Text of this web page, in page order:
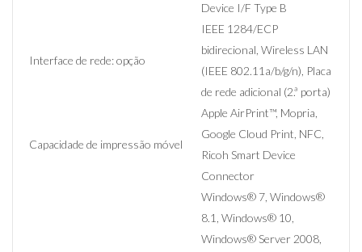
Device I/F Type B
Interface de rede: opção
IEEE 1284/ECP
bidirecional, Wireless LAN
(IEEE 802.11a/b/g/n), Placa
de rede adicional (2.ª porta)
Capacidade de impressão móvel
Apple AirPrint™, Mopria,
Google Cloud Print, NFC,
Ricoh Smart Device
Connector
Windows® 7, Windows®
8.1, Windows® 10,
Windows® Server 2008,